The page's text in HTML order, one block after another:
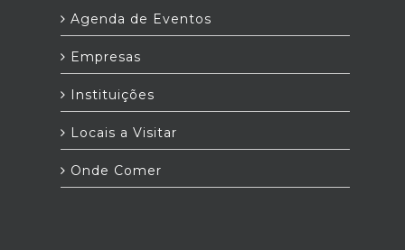
Agenda de Eventos
Empresas
Instituições
Locais a Visitar
Onde Comer